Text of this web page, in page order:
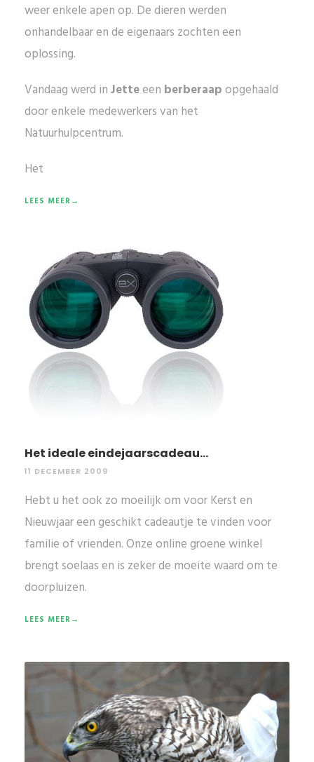
weer enkele apen op. De dieren werden
onhandelbaar en de eigenaars zochten een
oplossing.
Vandaag werd inJetteeen berberaapopgehaald
door enkele medewerkers van het
Natuurhulpcentrum.
Het
LEES MEER→
Het ideale eindejaarscadeau...
11 DECEMBER 2009
Hebt u het ook zo moeilijk om voor Kerst en
Nieuwjaar een geschikt cadeautje te vinden voor
familie of vrienden. Onze online groene winkel
brengt soelaas en is zeker de moeite waard om te
doorpluizen.
LEES MEER→